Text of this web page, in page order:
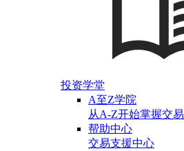
投资学堂
A至Z学院
从A-Z开始掌握交易
帮助中心
交易支援中心